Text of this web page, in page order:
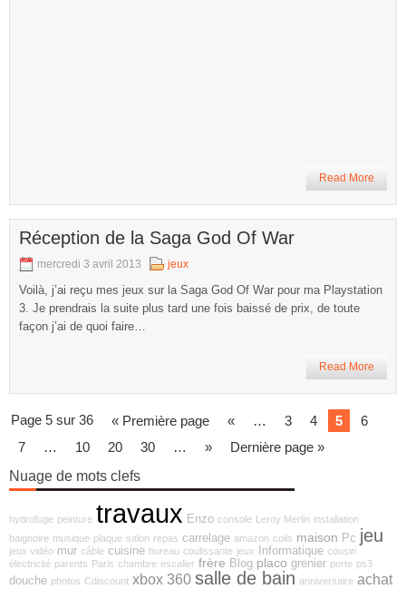
Read More
Réception de la Saga God Of War
mercredi 3 avril 2013 jeux
Voilà, j’ai reçu mes jeux sur la Saga God Of War pour ma Playstation
3. Je prendrais la suite plus tard une fois baissé de prix, de toute
façon j’ai de quoi faire…
Read More
Page 5 sur 36 « Première page « … 3 4 5
6
7
… 10 20 30 … »
Dernière page »
Nuage de mots clefs
hydrofuge peinture travaux Enzo console Leroy Merlin installation
baignoire musique plaque salon repas carrelage amazon colis maison Pc jeu
jeux vidéo mur câble cuisine bureau coulissante jeux Informatique cousin
électricité parents Paris chambre escalier frère Blog placo grenier porte ps3
douche photos Cdiscount xbox 360 salle de bain anniversaire achat